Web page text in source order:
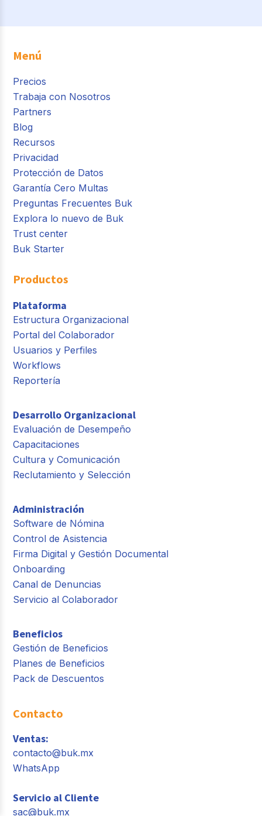
Menú
Precios
Trabaja con Nosotros
Partners
Blog
Recursos
Privacidad
Protección de Datos
Garantía Cero Multas
Preguntas Frecuentes Buk
Explora lo nuevo de Buk
Trust center
Buk Starter
Productos
Plataforma
Estructura Organizacional
Portal del Colaborador
Usuarios y Perfiles
Workflows
Reportería
Desarrollo Organizacional
Evaluación de Desempeño
Capacitaciones
Cultura y Comunicación
Reclutamiento y Selección
Administración
Software de Nómina
Control de Asistencia
Firma Digital y Gestión Documental
Onboarding
Canal de Denuncias
Servicio al Colaborador
Beneficios
Gestión de Beneficios
Planes de Beneficios
Pack de Descuentos
Contacto
Ventas:
contacto@buk.mx
WhatsApp
Servicio al Cliente
sac@buk.mx